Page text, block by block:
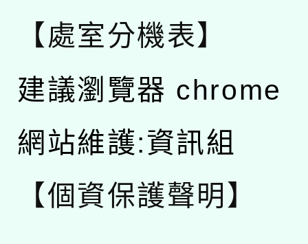
【處室分機表】
建議瀏覽器 chrome
網站維護:資訊組
【個資保護聲明】